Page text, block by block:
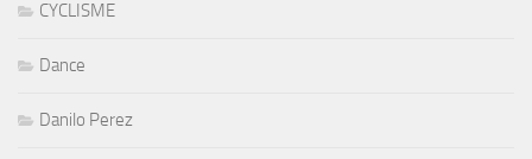
CYCLISME
Dance
Danilo Perez